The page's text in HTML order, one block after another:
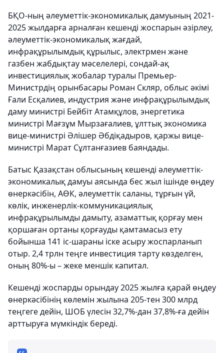
БҚО-ның әлеуметтік-экономикалық дамуының 2021-
2025 жылдарға арналған кешенді жоспарын әзірлеу,
әлеуметтік-экономикалық жағдай,
инфрақұрылымдық құрылыс, электрмен және
газбен жабдықтау мәселелері, сондай-ақ
инвестициялық жобалар туралы Премьер-
Министрдің орынбасары Роман Скляр, облыс әкімі
Ғали Есқалиев, индустрия және инфрақұрылымдық
даму министрі Бейбіт Атамқұлов, энергетика
министрі Мағзұм Мырзағалиев, ұлттық экономика
вице-министрі Әлішер Әбдіқадыров, қаржы вице-
министрі Марат Сұлтанғазиев баяндады.
Батыс Қазақстан облысының кешенді әлеуметтік-
экономикалық дамуы аясында бес жыл ішінде өңдеу
өнеркәсібін, АӨК, әлеуметтік саланы, тұрғын үй,
көлік, инженерлік-коммуникациялық
инфрақұрылымды дамыту, азаматтық қорғау мен
қоршаған ортаны қорғауды қамтамасыз ету
бойынша 141 іс-шараны іске асыру жоспарланып
отыр. 2,4 трлн теңге инвестиция тарту көзделген,
оның 80%-ы – жеке меншік капитал.
Кешенді жоспарды орындау 2025 жылға қарай өңдеу
өнеркәсібінің көлемін жылына 205-тен 300 млрд
теңгеге дейін, ШОБ үлесін 32,7%-дан 37,8%-ға дейін
арттыруға мүмкіндік береді.